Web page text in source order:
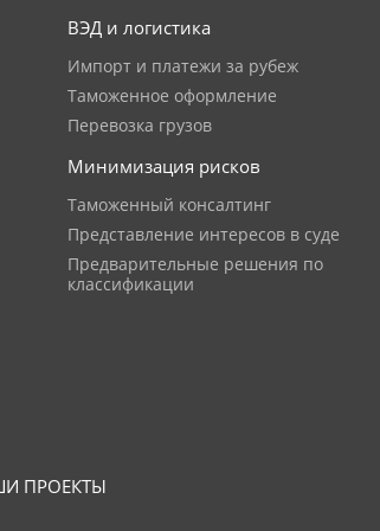
ВЭД и логистика
Импорт и платежи за рубеж
Таможенное оформление
Перевозка грузов
Минимизация рисков
Таможенный консалтинг
Представление интересов в суде
Предварительные решения по
классификации
ПРОЕКТЫ